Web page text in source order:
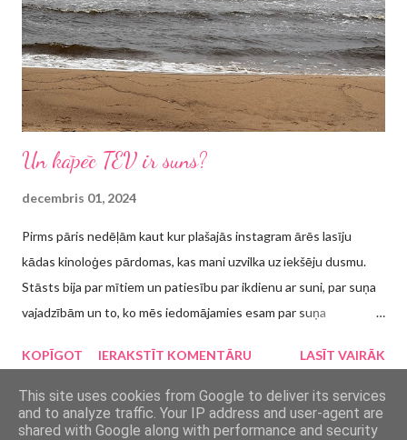
krīzes apstākļos, taču kāds ierēdnis bija noteicis, ka "svētkiem
būt". Man jau pirmajā un vienīgajā sapulcē "nolaidās rokas...
Un kāpēc TEV ir suns?
decembris 01, 2024
Pirms pāris nedēļām kaut kur plašajās instagram ārēs lasīju
kādas kinoloģes pārdomas, kas mani uzvilka uz iekšēju dusmu.
Stāsts bija par mītiem un patiesību par ikdienu ar suni, par suņa
vajadzībām un to, ko mēs iedomājamies esam par suņa
piekritu, tomēr ne pilnībā visam, un visvairāk es nepiekritu
apgalvojumam, kas īsumā ir šādi formulējams: mīts ir tas, ka
visiem suņiem ir nepieciešamas regulāras divreiz dienā veicamas
KOPĪGOT IERAKSTĪT KOMENTĀRU LASĪT VAIRĀK
This site uses cookies from Google to deliver its services
and to analyze traffic. Your IP address and user-agent are
shared with Google along with performance and security